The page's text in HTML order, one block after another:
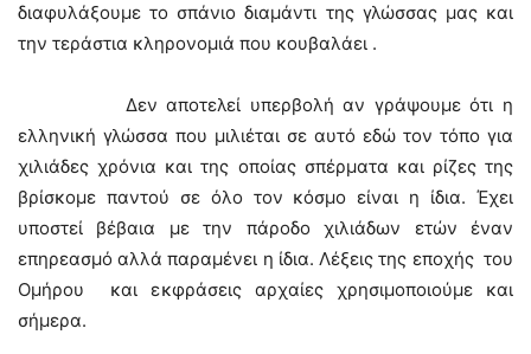
διαφυλάξουμε το σπάνιο διαμάντι της γλώσσας μας και
την τεράστια κληρονομιά που κουβαλάει .
Δεν αποτελεί υπερβολή αν γράψουμε ότι η
ελληνική γλώσσα που μιλιέται σε αυτό εδώ τον τόπο για
χιλιάδες χρόνια και της οποίας σπέρματα και ρίζες της
βρίσκομε παντού σε όλο τον κόσμο είναι η ίδια. Έχει
υποστεί βέβαια με την πάροδο χιλιάδων ετών έναν
επηρεασμό αλλά παραμένει η ίδια. Λέξεις της εποχής του
Ομήρου και εκφράσεις αρχαίες χρησιμοποιούμε και
σήμερα.